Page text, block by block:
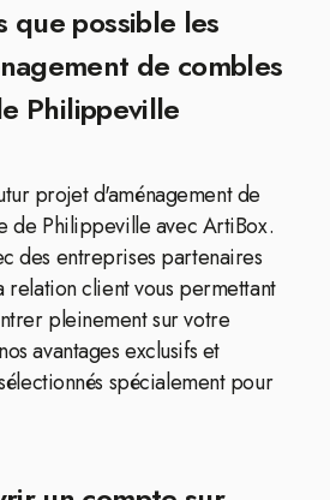
que possible les
de combles
Philippeville
projet d'aménagement de
de Philippeville avec ArtiBox.
des entreprises partenaires
client vous permettant
pleinement sur votre
avantages exclusifs et
spécialement pour